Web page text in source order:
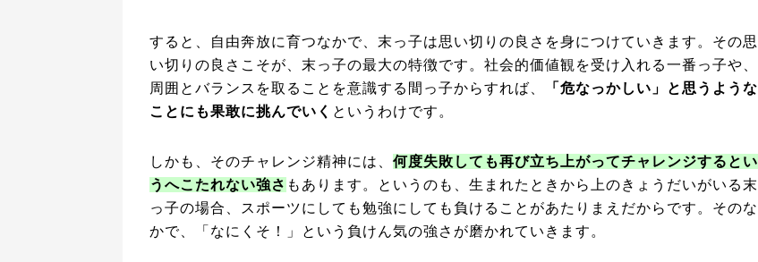
すると、自由奔放に育つなかで、末っ子は思い切りの良さを身につけていきます。その思
い切りの良さこそが、末っ子の最大の特徴です。社会的価値観を受け入れる一番っ子や、
周囲とバランスを取ることを意識する間っ子からすれば、
「危なっかしい」と思うような
ことにも果敢に挑んでいく というわけです。
しかも、そのチャレンジ精神には、 何度失敗しても再び立ち上がってチャレンジするとい
うへこたれない強さ もあります。というのも、生まれたときから上のきょうだいがいる末
っ子の場合、スポーツにしても勉強にしても負けることがあたりまえだからです。そのな
かで、「なにくそ！」という負けん気の強さが磨かれていきます。